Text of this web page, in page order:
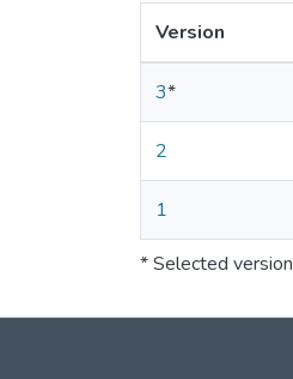
Version
3*
2
1
* Selected version